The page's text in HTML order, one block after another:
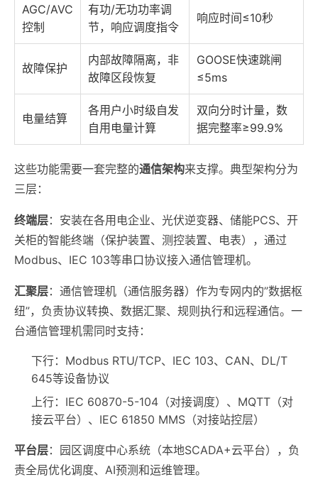
AGC/AVC
控制
有功/无功功率调
节，响应调度指令
响应时间≤10秒
故障保护
内部故障隔离，非
故障区段恢复
GOOSE快速跳闸
≤5ms
电量结算
各用户小时级自发
自用电量计算
双向分时计量，数
据完整率≥99.9%
这些功能需要一套完整的通信架构来支撑。典型架构分为
三层：
终端层：安装在各用电企业、光伏逆变器、储能PCS、开
关柜的智能终端（保护装置、测控装置、电表），通过
Modbus、IEC 103等串口协议接入通信管理机。
汇聚层：通信管理机（通信服务器）作为专网内的”数据枢
纽”，负责协议转换、数据汇聚、规则执行和远程通信。一
台通信管理机需同时支持：
下行：Modbus RTU/TCP、IEC 103、CAN、DL/T
645等设备协议
上行：IEC 60870-5-104（对接调度）、MQTT（对
接云平台）、IEC 61850 MMS（对接站控层）
平台层：园区调度中心系统（本地SCADA+云平台），负
责全局优化调度、AI预测和运维管理。